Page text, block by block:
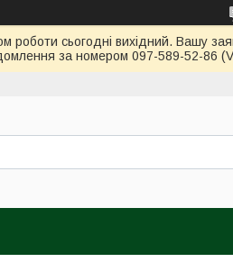
роботи сьогодні вихідний. Вашу
за номером 097-589-52-86